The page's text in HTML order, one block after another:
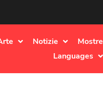
Notizie
Mostre
Languages